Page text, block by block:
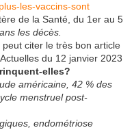
les-vaccins-sont
de la Santé, du 1er au 5
les décès.
peut citer le très bon article
du 12 janvier 2023
elles?
américaine, 42 % des
menstruel post-
endométriose